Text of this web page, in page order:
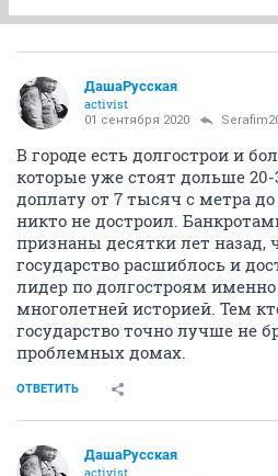
ДашаРусская
activist
01 сентября 2020
В городе есть долгострои и
которые уже стоят дольше
доплату от 7 тысяч с метра
никто не достроил.
признаны десятки лет назад,
государство расшиблось и
лидер по долгостроям
многолетней историей. Тем
государство точно лучше не
проблемных домах.
ОТВЕТИТЬ
ДашаРусская
activist